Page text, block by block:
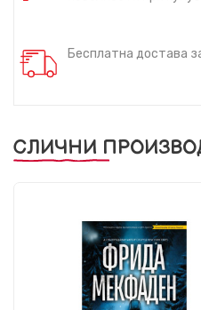
Бесплатна достава
СЛИЧНИ